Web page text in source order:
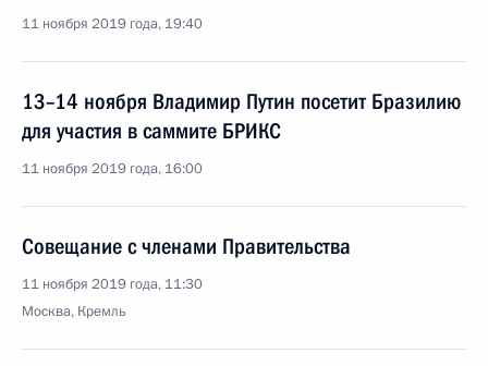
11 ноября 2019 года, 19:40
13–14 ноября Владимир Путин посетит Бразилию
для участия в саммите БРИКС
11 ноября 2019 года, 16:00
Совещание с членами Правительства
11 ноября 2019 года, 11:30
Москва, Кремль